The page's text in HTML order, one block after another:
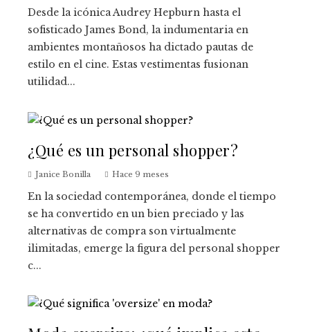
Desde la icónica Audrey Hepburn hasta el
sofisticado James Bond, la indumentaria en
ambientes montañosos ha dictado pautas de
estilo en el cine. Estas vestimentas fusionan
utilidad...
¿Qué es un personal shopper?
Janice Bonilla Hace 9 meses
En la sociedad contemporánea, donde el tiempo
se ha convertido en un bien preciado y las
alternativas de compra son virtualmente
ilimitadas, emerge la figura del personal shopper
c...